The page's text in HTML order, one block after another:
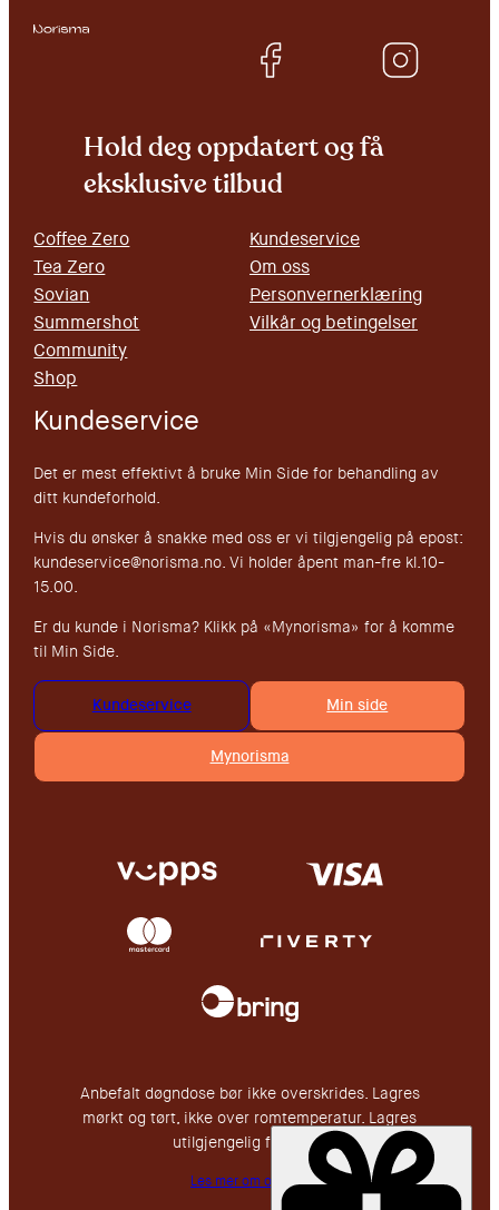
Hold deg oppdatert og få
eksklusive tilbud
Coffee Zero
Tea Zero
Sovian
Summershot
Community
Shop
Kundeservice
Om oss
Personvernerklæring
Vilkår og betingelser
Kundeservice
Det er mest effektivt å bruke Min Side for behandling av
ditt kundeforhold.
Hvis du ønsker å snakke med oss er vi tilgjengelig på epost:
kundeservice@norisma.no. Vi holder åpent man-fre kl.10-
15.00.
Er du kunde i Norisma? Klikk på «Mynorisma» for å komme
til Min Side.
Min side
Kundeservice
Mynorisma
Anbefalt døgndose bør ikke overskrides. Lagres
mørkt og tørt, ikke over romtemperatur. Lagres
utilgjengelig for barn.
Les mer om oss her